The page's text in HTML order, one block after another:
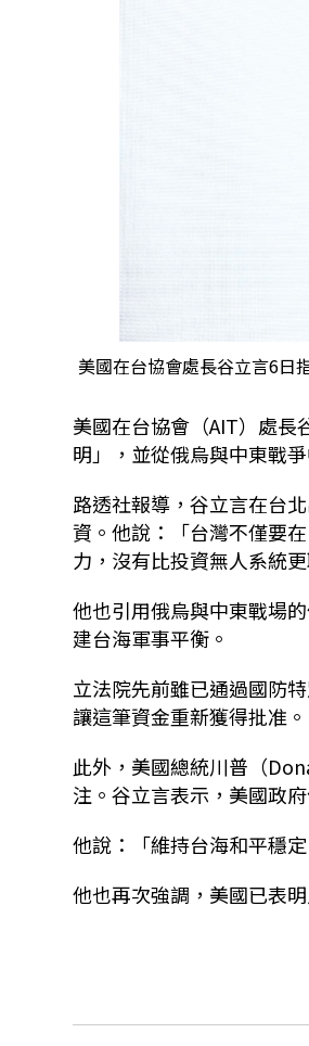
美國在台協會處長谷立言6日
美國在台協會（AIT）處
明」，並從俄烏與中東戰
路透社報導，谷立言在台
資。他說：「台灣不僅要
力，沒有比投資無人系統更
他也引用俄烏與中東戰場
建台海軍事平衡。
立法院先前雖已通過國防
讓這筆資金重新獲得批准。
此外，美國總統川普（
注。谷立言表示，美國政
他說：「維持台海和平穩
他也再次強調，美國已表